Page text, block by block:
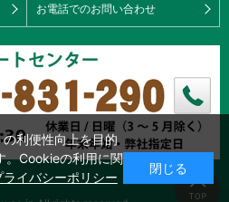
お電話でのお問い合わせ
利便性向上を目的
。Cookieの利用に関
ライバシーポリシー
閉じる